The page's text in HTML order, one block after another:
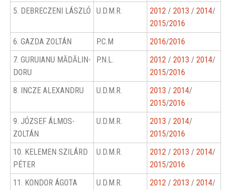
5. DEBRECZENI LÁSZLÓ
U.D.M.R. 2012 / 2013 / 2014/
2015/2016
6. GAZDA ZOLTÁN
P.C.M 2016/2016
7. GURUIANU MĂDĂLIN-
DORU
P.N.L. 2012 / 2013 / 2014/
2015/2016
8. INCZE ALEXANDRU
U.D.M.R. 2013 / 2014/
2015/2016
9. JÓZSEF ÁLMOS-
ZOLTÁN
U.D.M.R. 2013 / 2014/
2015/2016
10. KELEMEN SZILÁRD
PÉTER
U.D.M.R. 2012 / 2013 / 2014/
2015/2016
11. KONDOR ÁGOTA
U.D.M.R. 2012 / 2013 / 2014/